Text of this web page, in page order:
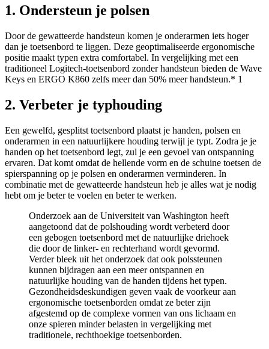
1. Ondersteun je polsen
Door de gewatteerde handsteun komen je onderarmen iets hoger
dan je toetsenbord te liggen. Deze geoptimaliseerde ergonomische
positie maakt typen extra comfortabel. In vergelijking met een
traditioneel Logitech-toetsenbord zonder handsteun bieden de Wave
Keys en ERGO K860 zelfs meer dan 50% meer handsteun.* 1
2. Verbeter je typhouding
Een gewelfd, gesplitst toetsenbord plaatst je handen, polsen en
onderarmen in een natuurlijkere houding terwijl je typt. Zodra je je
handen op het toetsenbord legt, zul je een gevoel van ontspanning
ervaren. Dat komt omdat de hellende vorm en de schuine toetsen de
spierspanning op je polsen en onderarmen verminderen. In
combinatie met de gewatteerde handsteun heb je alles wat je nodig
hebt om je beter te voelen en beter te werken.
Onderzoek aan de Universiteit van Washington heeft
aangetoond dat de polshouding wordt verbeterd door
een gebogen toetsenbord met de natuurlijke driehoek
die door de linker- en rechterhand wordt gevormd.
Verder bleek uit het onderzoek dat ook polssteunen
kunnen bijdragen aan een meer ontspannen en
natuurlijke houding van de handen tijdens het typen.
Gezondheidsdeskundigen geven vaak de voorkeur aan
ergonomische toetsenborden omdat ze beter zijn
afgestemd op de complexe vormen van ons lichaam en
onze spieren minder belasten in vergelijking met
traditionele, rechthoekige toetsenborden.